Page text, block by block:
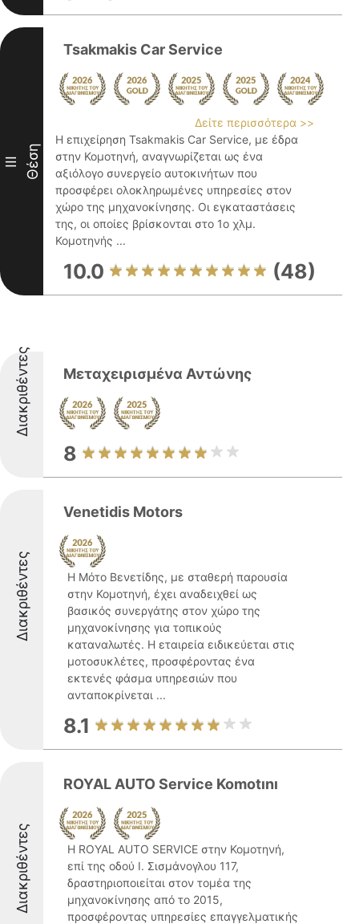
III Θέση
Tsakmakis Car Service
Δείτε περισσότερα >>
Η επιχείρηση Tsakmakis Car Service, με έδρα
στην Κομοτηνή, αναγνωρίζεται ως ένα
αξιόλογο συνεργείο αυτοκινήτων που
προσφέρει ολοκληρωμένες υπηρεσίες στον
χώρο της μηχανοκίνησης. Οι εγκαταστάσεις
της, οι οποίες βρίσκονται στο 1ο χλμ.
Κομοτηνής ...
10.0 (48)
Διακριθέντες Μεταχειρισμένα Αντώνης
8
Διακριθέντες
Venetidis Motors
Η Μότο Βενετίδης, με σταθερή παρουσία
στην Κομοτηνή, έχει αναδειχθεί ως
βασικός συνεργάτης στον χώρο της
μηχανοκίνησης για τοπικούς
καταναλωτές. Η εταιρεία ειδικεύεται στις
μοτοσυκλέτες, προσφέροντας ένα
εκτενές φάσμα υπηρεσιών που
ανταποκρίνεται ...
8.1
Διακριθέντες
ROYAL AUTO Service Komotını
Η ROYAL AUTO SERVICE στην Κομοτηνή,
επί της οδού Ι. Σισμάνογλου 117,
δραστηριοποιείται στον τομέα της
μηχανοκίνησης από το 2015,
προσφέροντας υπηρεσίες επαγγελματικής